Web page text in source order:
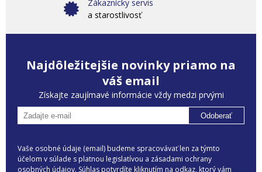
Zákaznícky servis
a starostlivosť
Najdôležitejšie novinky priamo na
váš email
Získajte zaujímavé informácie vždy medzi prvými
Odoberať
Vaše osobné údaje (email) budeme spracovávať len za týmto
účelom v súlade s platnou legislatívou a zásadami ochrany
osobných údajov. Súhlas potvrdíte kliknutím na odkaz, ktorý vám